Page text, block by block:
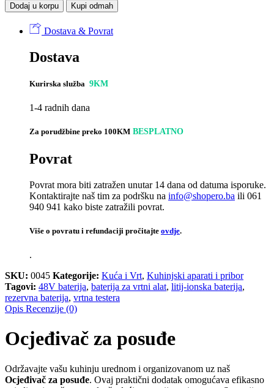
Dodaj u korpu Kupi odmah
Dostava & Povrat
Dostava
Kurirska služba 9KM
1-4 radnih dana
Za porudžbine preko 100KM BESPLATNO
Povrat
Povrat mora biti zatražen unutar 14 dana od datuma isporuke.
Kontaktirajte naš tim za podršku na info@shopero.ba ili 061
940 941 kako biste zatražili povrat.
Više o povratu i refundaciji pročitajte ovdje.
.
SKU: 0045 Kategorije: Kuća i Vrt, Kuhinjski aparati i pribor
Tagovi: 48V baterija, baterija za vrtni alat, litij-ionska baterija,
rezervna baterija, vrtna testera
Opis Recenzije (0)
Ocjeđivač za posuđe
Održavajte vašu kuhinju urednom i organizovanom uz naš
Ocjeđivač za posuđe. Ovaj praktični dodatak omogućava efikasno